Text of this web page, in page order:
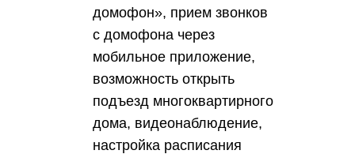
домофон», прием звонков
с домофона через
мобильное приложение,
возможность открыть
подъезд многоквартирного
дома, видеонаблюдение,
настройка расписания